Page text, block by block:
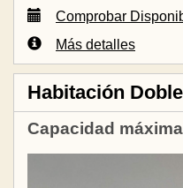
Comprobar
Más detalles
Habitación
Capacidad